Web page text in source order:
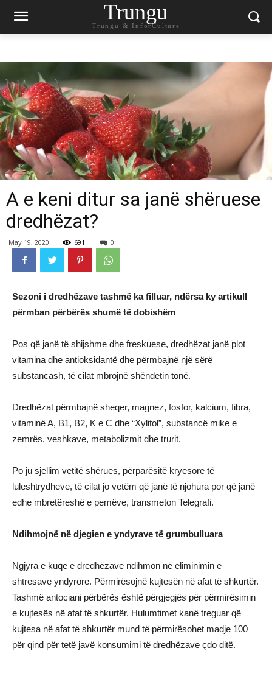
Trungu
Trungu & InforCulture
A e keni ditur sa janë shëruese
dredhëzat?
May 19, 2020 691 0
Sezoni i dredhëzave tashmë ka filluar, ndërsa ky artikull
përmban përbërës shumë të dobishëm
Pos që janë të shijshme dhe freskuese, dredhëzat janë plot
vitamina dhe antioksidantë dhe përmbajnë një sërë
substancash, të cilat mbrojnë shëndetin tonë.
Dredhëzat përmbajnë sheqer, magnez, fosfor, kalcium, fibra,
vitaminë A, B1, B2, K e C dhe “Xylitol”, substancë mike e
zemrës, veshkave, metabolizmit dhe trurit.
Po ju sjellim vetitë shërues, përparësitë kryesore të
luleshtrydheve, të cilat jo vetëm që janë të njohura por që janë
edhe mbretëreshë e pemëve, transmeton Telegrafi.
Ndihmojnë në djegien e yndyrave të grumbulluara
Ngjyra e kuqe e dredhëzave ndihmon në eliminimin e
shtresave yndyrore. Përmirësojnë kujtesën në afat të shkurtër.
Tashmë antociani përbërës është përgjegjës për përmirësimin
e kujtesës në afat të shkurtër. Hulumtimet kanë treguar që
kujtesa në afat të shkurtër mund të përmirësohet madje 100
për qind për tetë javë konsumimi të dredhëzave çdo ditë.